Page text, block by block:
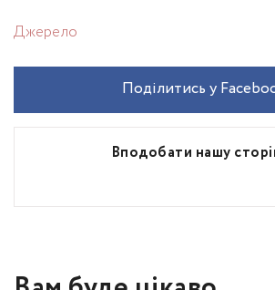
Джерело
Вподобати нашу
Поділитись у